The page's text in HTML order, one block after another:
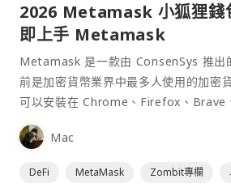
2026 Metamask 小狐狸錢
即上手 Metamask
Metamask 是一款由 ConsenSys 推出
前是加密貨幣業界中最多人使用的加密
可以安裝在 Chrome、Firefox、Brave
為插件使用，具備許多功能且使用上非
Mac
DeFi MetaMask Zombit專欄